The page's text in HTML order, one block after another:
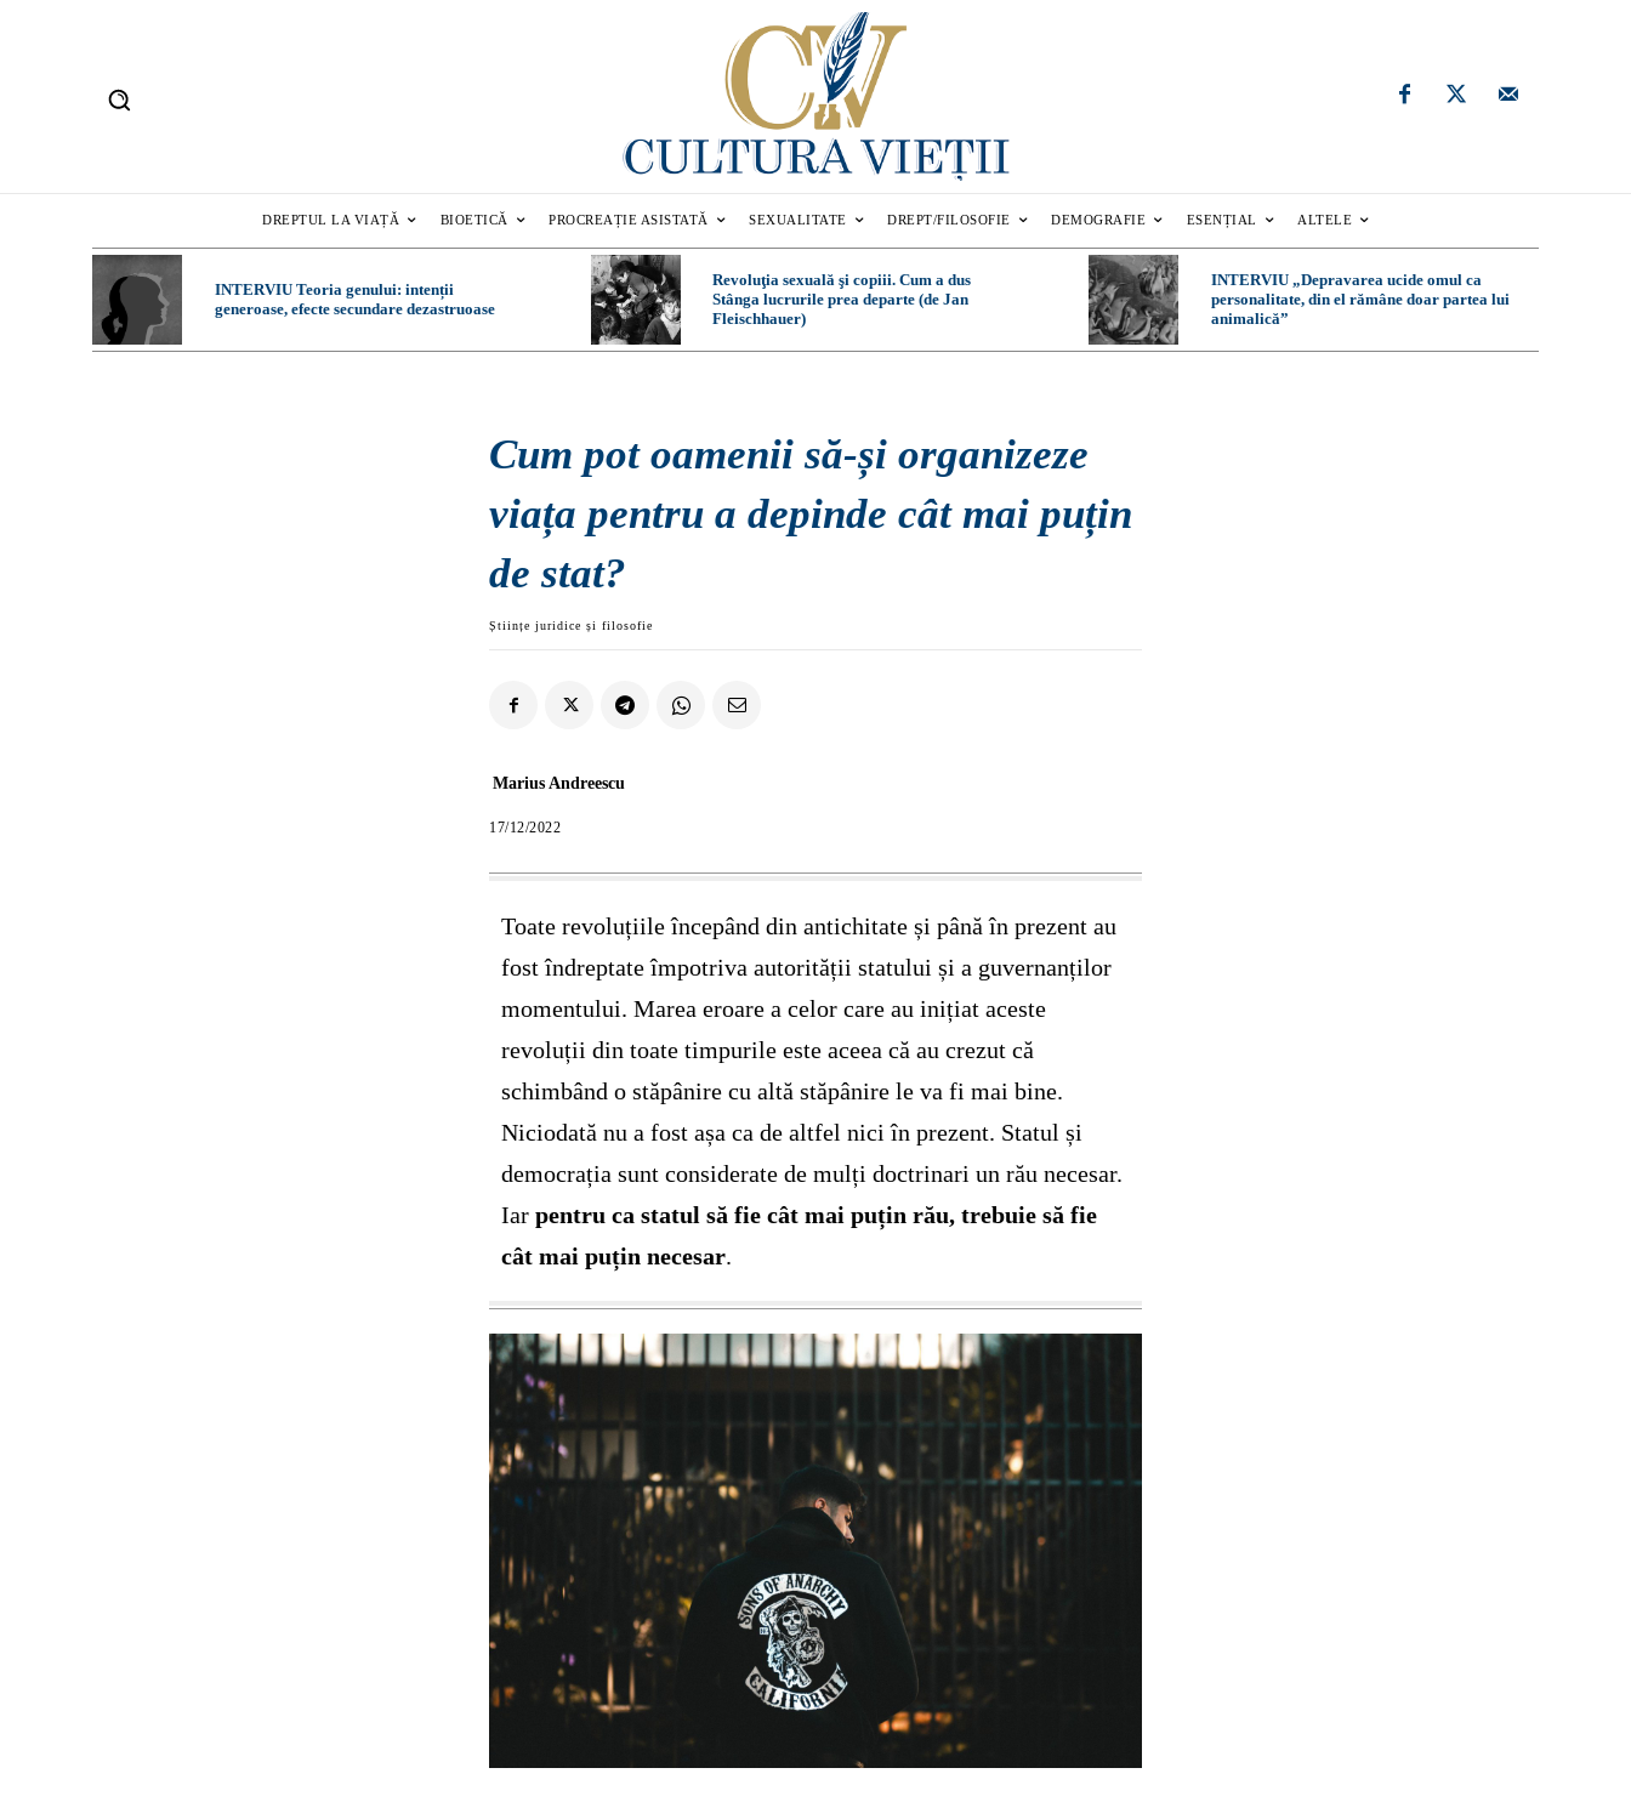
DREPTUL LA VIAȚĂ BIOETICĂ PROCREAȚIE ASISTATĂ SEXUALITATE DREPT/FILOSOFIE DEMOGRAFIE ESENȚIAL ALTELE
INTERVIU Teoria genului: intenții
generoase, efecte secundare dezastruoase
Revoluţia sexuală şi copiii. Cum a dus
Stânga lucrurile prea departe (de Jan
Fleischhauer)
INTERVIU „Depravarea ucide omul ca
personalitate, din el rămâne doar partea lui
animalică”
Cum pot oamenii să-și organizeze
viața pentru a depinde cât mai puțin
de stat?
Științe juridice și filosofie
Marius Andreescu
17/12/2022
Toate revoluțiile începând din antichitate și până în prezent au
fost îndreptate împotriva autorității statului și a guvernanților
momentului. Marea eroare a celor care au inițiat aceste
revoluții din toate timpurile este aceea că au crezut că
schimbând o stăpânire cu altă stăpânire le va fi mai bine.
Niciodată nu a fost așa ca de altfel nici în prezent. Statul și
democrația sunt considerate de mulți doctrinari un rău necesar.
Iarpentru ca statul să fie cât mai puțin rău, trebuie să fie
cât mai puțin necesar.